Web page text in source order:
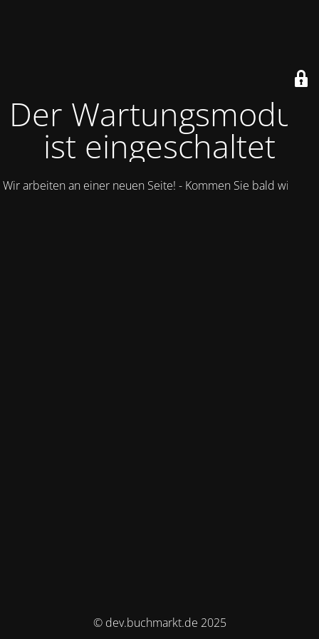
Der Wartungsmodus
ist eingeschaltet
Wir arbeiten an einer neuen Seite! - Kommen Sie bald wieder.
© dev.buchmarkt.de 2025